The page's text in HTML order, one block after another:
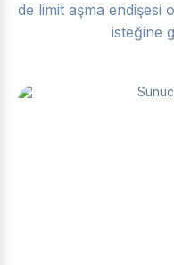
de limit aşma endişesi
isteğine